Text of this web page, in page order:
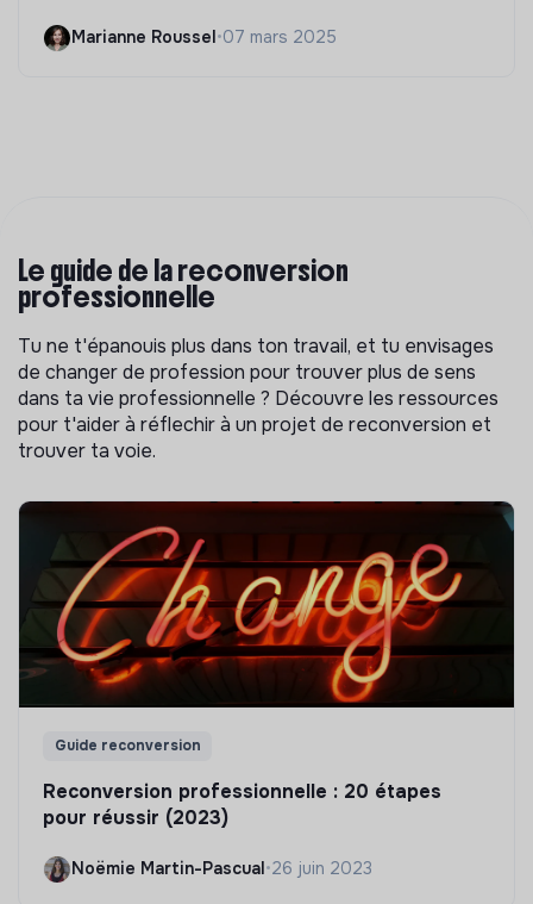
Marianne Roussel •07 mars 2025
Le guide de la reconversion
professionnelle
Tu ne t'épanouis plus dans ton travail, et tu envisages
de changer de profession pour trouver plus de sens
dans ta vie professionnelle ? Découvre les ressources
pour t'aider à réflechir à un projet de reconversion et
trouver ta voie.
Guide reconversion
Reconversion professionnelle : 20 étapes
pour réussir (2023)
Noëmie Martin-Pascual•26 juin 2023